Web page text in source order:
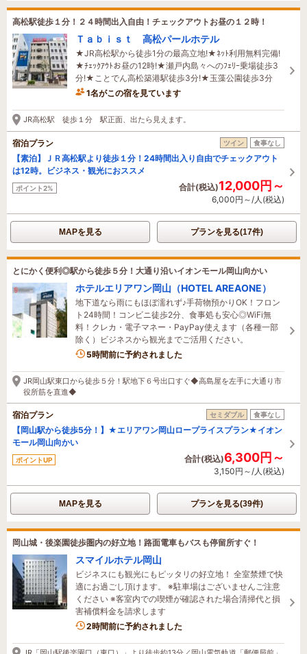
高松駅徒歩１分！２４時間出入自由！チェックアウトお昼の１２時！
Ｔａｂｉｓｔ 高松パールホテル
★JR高松駅から徒歩1分の最高立地!★ﾈｯﾄ利用無料完備!
★ﾁｪｯｸｱｳﾄお昼の12時!★瀬戸内島々へのﾌｪﾘｰ乗場徒歩3
分!★ことでん高松築港駅徒歩3分!★玉藻公園徒歩3分
1名がこの宿を見ています
9時間前に予約されました
JR高松駅 徒歩１分 駅正面、出たら見えます。
宿泊プラン ツイン 食事なし
【素泊】ＪＲ高松駅より徒歩１分！24時間出入り自由でチェックアウト
は12時。ビジネス・観光におススメ
ポイント2% 合計(税込)12,000円～
6,000円～/人(税込)
MAPを見る プランを見る(17件)
とにかく便利◎駅から徒歩５分！大通り沿いイオンモール岡山向かい
ホテルエリアワン岡山（HOTEL AREAONE）
地下道なら雨にもほぼ濡れず♪手荷物預かりOK！フロン
ト24時間！コンビニ徒歩2分、食事処も安心◎WiFi無
料！クレカ・電子マネー・PayPay使えます（各種一部
除く）ビジネスから観光までご活用ください。
5時間前に予約されました
JR岡山駅東口から徒歩５分！駅地下６号出口すぐ◆高島屋を左手に大通り市
役所筋を直進◆
宿泊プラン セミダブル 食事なし
【岡山駅から徒歩5分！】★エリアワン岡山ロープライスプラン★イオン
モール岡山向かい
ポイントUP 合計(税込)6,300円～
3,150円～/人(税込)
MAPを見る プランを見る(39件)
岡山城・後楽園徒歩圏内の好立地！路面電車もバスも停留所すぐ！
スマイルホテル岡山
ビジネスにも観光にもピッタリの好立地！ 全室禁煙で快
適にお過ごし頂けます。 ※駐車場はございませんご注意
ください ※客室内での喫煙が確認された場合清掃代と損
害補償料金を請求します
2時間前に予約されました